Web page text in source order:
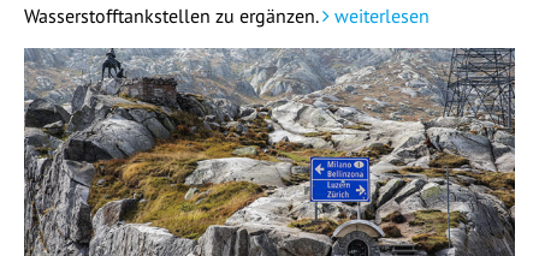
Wasserstofftankstellen zu ergänzen.
weiterlesen